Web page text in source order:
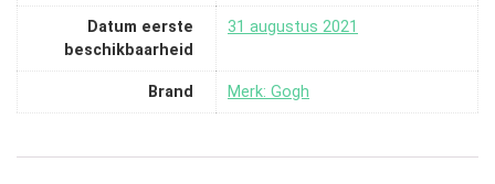
Datum eerste
beschikbaarheid
31 augustus 2021
Brand Merk: Gogh